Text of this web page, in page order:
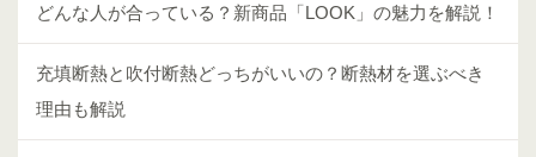
どんな人が合っている？新商品「LOOK」の魅力を解説！
充填断熱と吹付断熱どっちがいいの？断熱材を選ぶべき
理由も解説